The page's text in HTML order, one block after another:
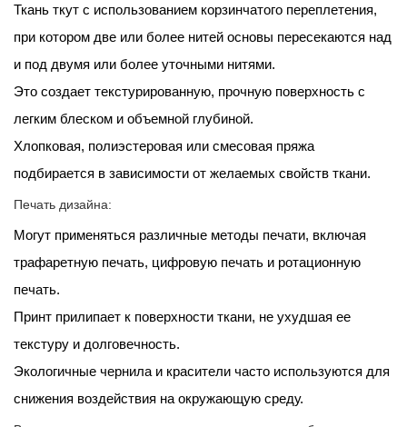
печать
повышает
ценность
оксфордской
ткани?
6
ткани
Оксфорд
с
принтом
в
домашнем
Ткань ткут с использованием корзинчатого переплетения,
при котором две или более нитей основы пересекаются над
и под двумя или более уточными нитями.
Это создает текстурированную, прочную поверхность с
легким блеском и объемной глубиной.
Хлопковая, полиэстеровая или смесовая пряжа
подбирается в зависимости от желаемых свойств ткани.
Печать дизайна:
Могут применяться различные методы печати, включая
трафаретную печать, цифровую печать и ротационную
печать.
Принт прилипает к поверхности ткани, не ухудшая ее
текстуру и долговечность.
Экологичные чернила и красители часто используются для
снижения воздействия на окружающую среду.